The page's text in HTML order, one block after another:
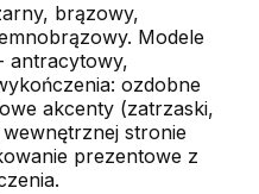
brązowy,
Modele
antracytowy,
ozdobne
akcenty (zatrzaski,
stronie
prezentowe z